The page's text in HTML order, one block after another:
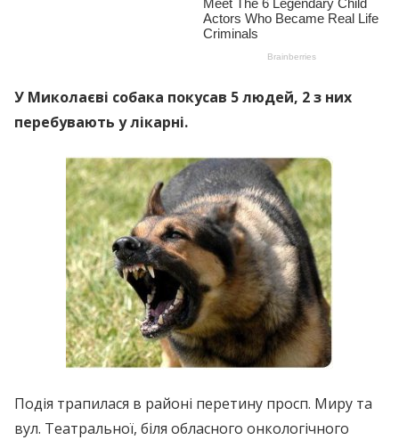
У Миколаєві собака покусав 5 людей, 2 з них
перебувають у лікарні.
Подія трапилася в районі перетину просп. Миру та
вул. Театральної, біля обласного онкологічного